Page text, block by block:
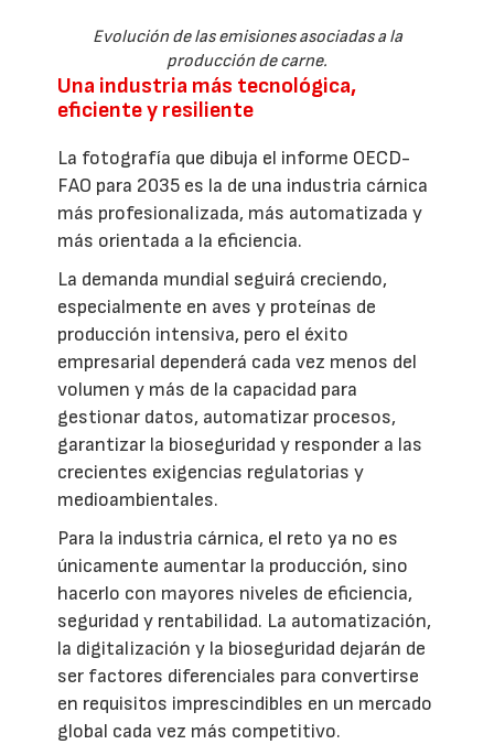
Evolución de las emisiones asociadas a la
producción de carne.
Una industria más tecnológica,
eficiente y resiliente
La fotografía que dibuja el informe OECD-
FAO para 2035 es la de una industria cárnica
más profesionalizada, más automatizada y
más orientada a la eficiencia.
La demanda mundial seguirá creciendo,
especialmente en aves y proteínas de
producción intensiva, pero el éxito
empresarial dependerá cada vez menos del
volumen y más de la capacidad para
gestionar datos, automatizar procesos,
garantizar la bioseguridad y responder a las
crecientes exigencias regulatorias y
medioambientales.
Para la industria cárnica, el reto ya no es
únicamente aumentar la producción, sino
hacerlo con mayores niveles de eficiencia,
seguridad y rentabilidad. La automatización,
la digitalización y la bioseguridad dejarán de
ser factores diferenciales para convertirse
en requisitos imprescindibles en un mercado
global cada vez más competitivo.